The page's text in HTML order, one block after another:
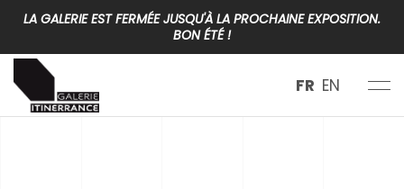
LA GALERIE EST FERMÉE JUSQU'À LA PROCHAINE EXPOSITION.
BON ÉTÉ !
FR EN